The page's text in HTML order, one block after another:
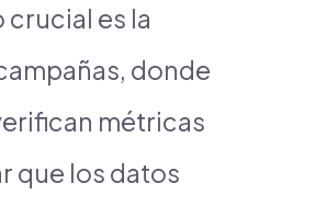
es la
donde
métricas
que los datos